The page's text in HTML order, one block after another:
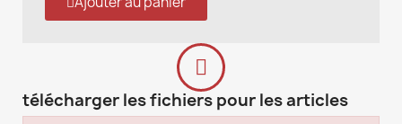
télécharger les fichiers pour les articles